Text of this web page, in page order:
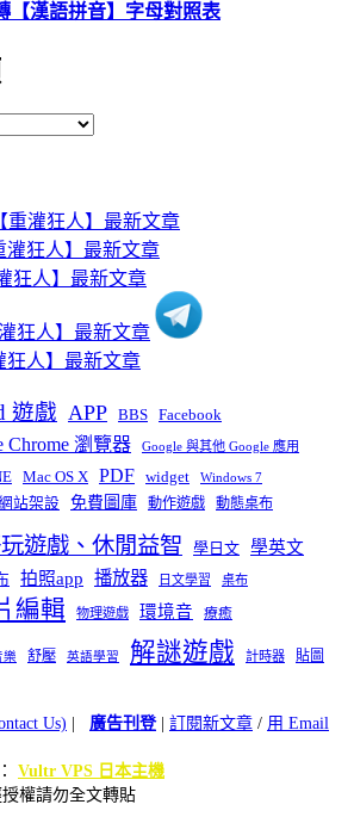
【漢語拼音】字母對照表
遊戲 APP BBS Facebook
Chrome 瀏覽器 Google 與其他 Google 應用
Mac OS X PDF widget Windows 7
站架設 免費圖庫 動作遊戲 動態桌布
遊戲、休閒益智 學日文 學英文
拍照app 播放器 日文學習 桌布
編輯 物理遊戲 環境音 療癒
樂 舒壓 英語學習 解謎遊戲 計時器
貼圖
Us) 廣告刊登| 訂閱新文章 / 用 Email
Vultr VPS 日本主機
權請勿全文轉貼